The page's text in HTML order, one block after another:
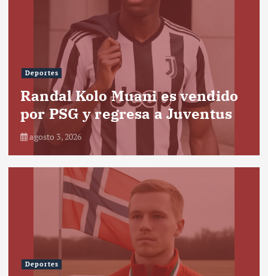
Deportes
Randal Kolo Muani es vendido
por PSG y regresa a Juventus
agosto 3, 2026
Deportes